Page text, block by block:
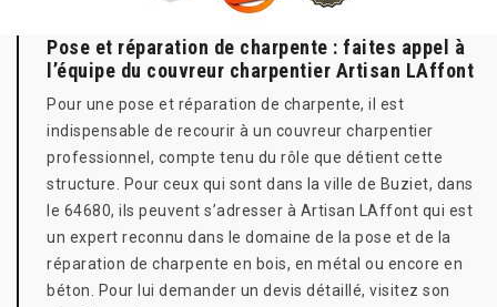
Pose et réparation de charpente : faites appel à
l’équipe du couvreur charpentier Artisan LAffont
Pour une pose et réparation de charpente, il est
indispensable de recourir à un couvreur charpentier
professionnel, compte tenu du rôle que détient cette
structure. Pour ceux qui sont dans la ville de Buziet, dans
le 64680, ils peuvent s’adresser à Artisan LAffont qui est
un expert reconnu dans le domaine de la pose et de la
réparation de charpente en bois, en métal ou encore en
béton. Pour lui demander un devis détaillé, visitez son